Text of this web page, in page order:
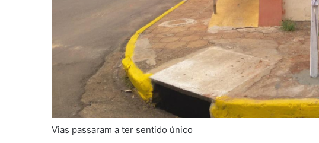
Vias passaram a ter sentido único